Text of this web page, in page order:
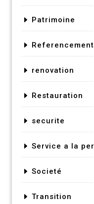
Patrimoine
Referencement
renovation
Restauration
securite
Service a la
Societé
Transition